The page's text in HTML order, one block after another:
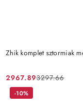
Zhik komplet sztormiak
Cena
promocyjna:
2967.89
Cena
przed
3297.66
-10%